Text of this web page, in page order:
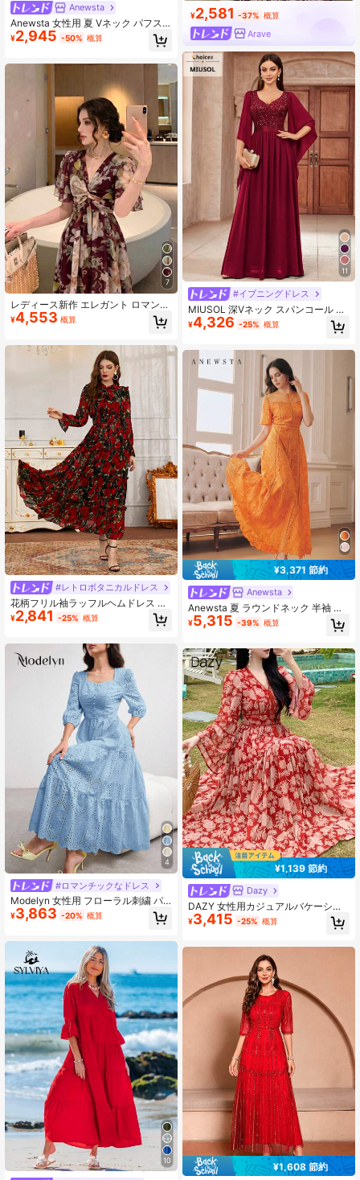
Anewsta
Anewsta 女性用 夏 Vネック パフス
リーブ 刺繍 中空デザイン ウエスト
シェイプ スリットドレス レッド。通
¥2,945 -50% 概算
7
レディース新作 エレガント ロマンチ
ック 花柄 スリム フレアワンピース
夏休み用
¥4,553 概算
#レトロボタニカルドレス
花柄フリル袖ラッフルヘムドレス 春
バケーション エレガントレッド
¥2,841 -25% 概算
4
#ロマンチックなドレス
Modelyn 女性用 フローラル刺繍 パ
フスリーブ スクエアネック エレガン
トロマンチックドレス、春夏
¥3,863 -20% 概算
10
¥2,581 -37% 概算
Arave
11
#イブニングドレス
MIUSOL 深Vネック スパンコール パ
ッチワーク フローラルレース シフォ
ン フォーマルパーティーマキシドレ
ガウン スプリング レッド
¥4,326 -25% 概算
¥3,371 節約
Anewsta
Anewsta 夏 ラウンドネック 半袖 水
溶性レース パッチワーク ウエストシ
ャーリング エレガントな女性ドレス
¥5,315 -39% 概算
¥1,139 節約
Dazy
DAZY 女性用カジュアルバケーショ
ンスタイル オールオーバープリント
Vネック フレアスリーブドレス、女
ンドレス ボヘミアン
¥3,415 -25% 概算
¥1,608 節約